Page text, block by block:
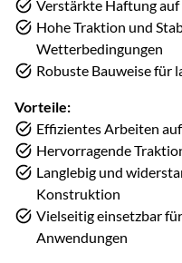
Verstärkte Haftung auf
Hohe Traktion und
Wetterbedingungen
Robuste Bauweise für
Vorteile:
Effizientes Arbeiten
Hervorragende
Langlebig und
Konstruktion
Vielseitig einsetzbar
Anwendungen